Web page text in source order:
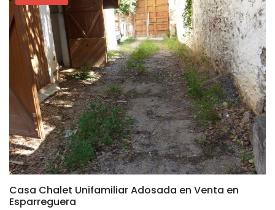
17
Casa Chalet Unifamiliar Adosada en Venta en
Esparreguera